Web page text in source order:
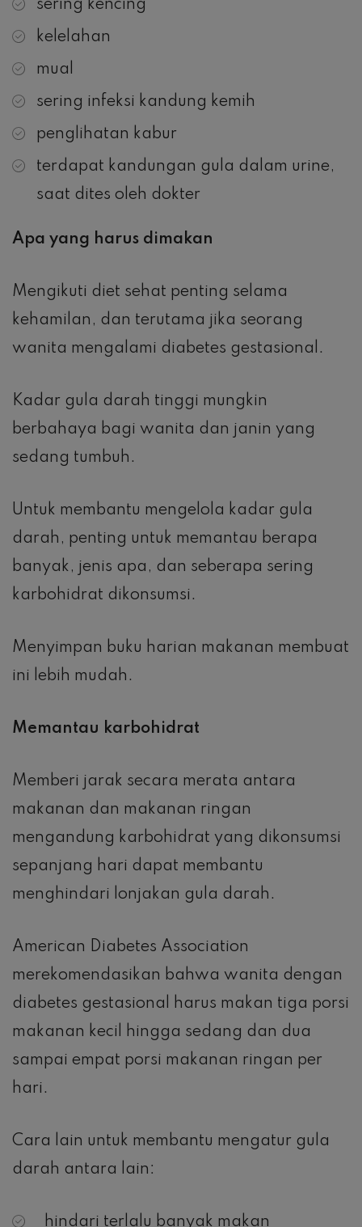
sering kencing
kelelahan
mual
sering infeksi kandung kemih
penglihatan kabur
terdapat kandungan gula dalam urine,
saat dites oleh dokter
Apa yang harus dimakan
Mengikuti diet sehat penting selama
kehamilan, dan terutama jika seorang
wanita mengalami diabetes gestasional.
Kadar gula darah tinggi mungkin
berbahaya bagi wanita dan janin yang
sedang tumbuh.
Untuk membantu mengelola kadar gula
darah, penting untuk memantau berapa
banyak, jenis apa, dan seberapa sering
karbohidrat dikonsumsi.
Menyimpan buku harian makanan membuat
ini lebih mudah.
Memantau karbohidrat
Memberi jarak secara merata antara
makanan dan makanan ringan
mengandung karbohidrat yang dikonsumsi
sepanjang hari dapat membantu
menghindari lonjakan gula darah.
American Diabetes Association
merekomendasikan bahwa wanita dengan
diabetes gestasional harus makan tiga porsi
makanan kecil hingga sedang dan dua
sampai empat porsi makanan ringan per
hari.
Cara lain untuk membantu mengatur gula
darah antara lain:
hindari terlalu banyak makan